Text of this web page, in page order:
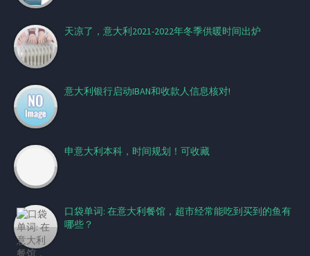
天凉了，意大利2021-2022年冬季供暖时间出炉
意大利银行启动IBAN和收款人信息核对!
申意大利本科，时间规划！可收藏
口袋单词: 在意大利餐馆，超市经常能吃到买到的鱼有
哪些？